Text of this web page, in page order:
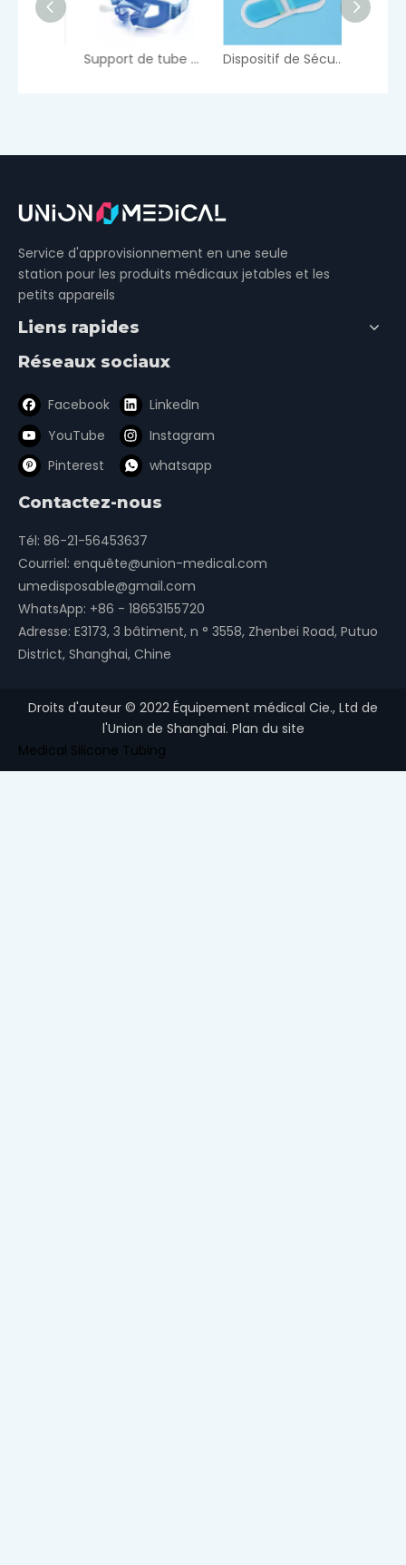
Support de tube endotrachéal Dispositif de Sécurisation Universel - Standard
Service d'approvisionnement en une seule
station pour les produits médicaux jetables et les
petits appareils
Liens rapides
Réseaux sociaux
Facebook
LinkedIn
YouTube
Instagram
Pinterest
whatsapp
Contactez-nous
Tél: 86-21-56453637
Courriel: enquête@union-medical.com
umedisposable@gmail.com
WhatsApp: +86 - 18653155720
Adresse: E3173, 3 bâtiment, n ° 3558, Zhenbei Road, Putuo
District, Shanghai, Chine
Droits d'auteur © 2022 Équipement médical Cie., Ltd de
l'Union de Shanghai. Plan du site
Medical Silicone Tubing